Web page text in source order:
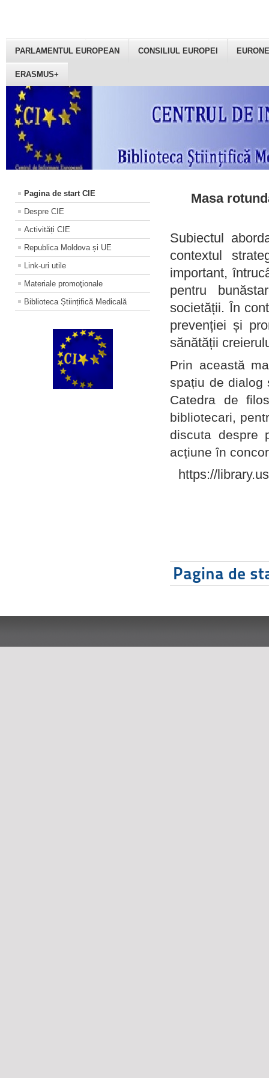
PARLAMENTUL EUROPEAN CONSILIUL EUROPEI
ERASMUS+
Pagina de start CIE
Despre CIE
Activități CIE
Republica Moldova și UE
Link-uri utile
Materiale promoţionale
Biblioteca Științifică Medicală
Masa
Subiectul
contextul
important,
pentru
societății. În
prevenției și
sănătății
Prin această
spațiu de dialog
Catedra de
bibliotecari,
discuta despre
acțiune în
https://
Pagina de